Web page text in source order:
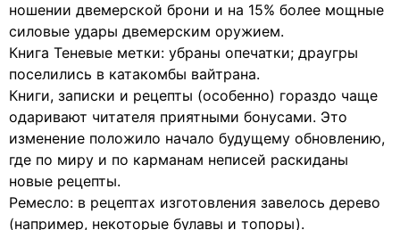
ношении двемерской брони и на 15% более мощные
силовые удары двемерским оружием.
Книга Теневые метки: убраны опечатки; драугры
поселились в катакомбы вайтрана.
Книги, записки и рецепты (особенно) гораздо чаще
одаривают читателя приятными бонусами. Это
изменение положило начало будущему обновлению,
где по миру и по карманам неписей раскиданы
новые рецепты.
Ремесло: в рецептах изготовления завелось дерево
(например, некоторые булавы и топоры).